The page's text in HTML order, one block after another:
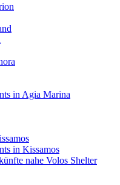
in Agia Marina
in Kissamos
nahe Volos Shelter